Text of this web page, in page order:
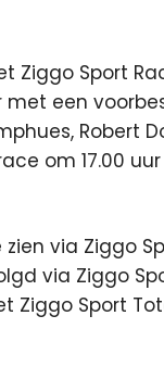
Sport
een
Robert
om 17.00
via Ziggo
via Ziggo
Ziggo Sport